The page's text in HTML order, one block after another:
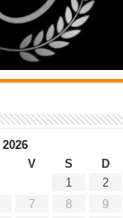
V S
D
1
2
7 8
9